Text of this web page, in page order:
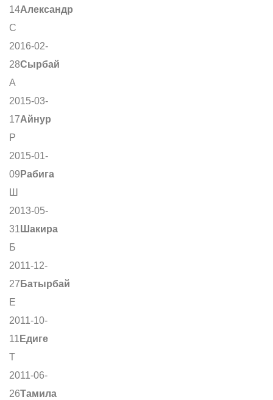
14Александр
С
2016-02-
28Сырбай
А
2015-03-
17Айнур
Р
2015-01-
09 Рабига
Ш
2013-05-
31 Шакира
Б
2011-12-
27 Батырбай
Е
2011-10-
11 Едиге
Т
2011-06-
26Тамила